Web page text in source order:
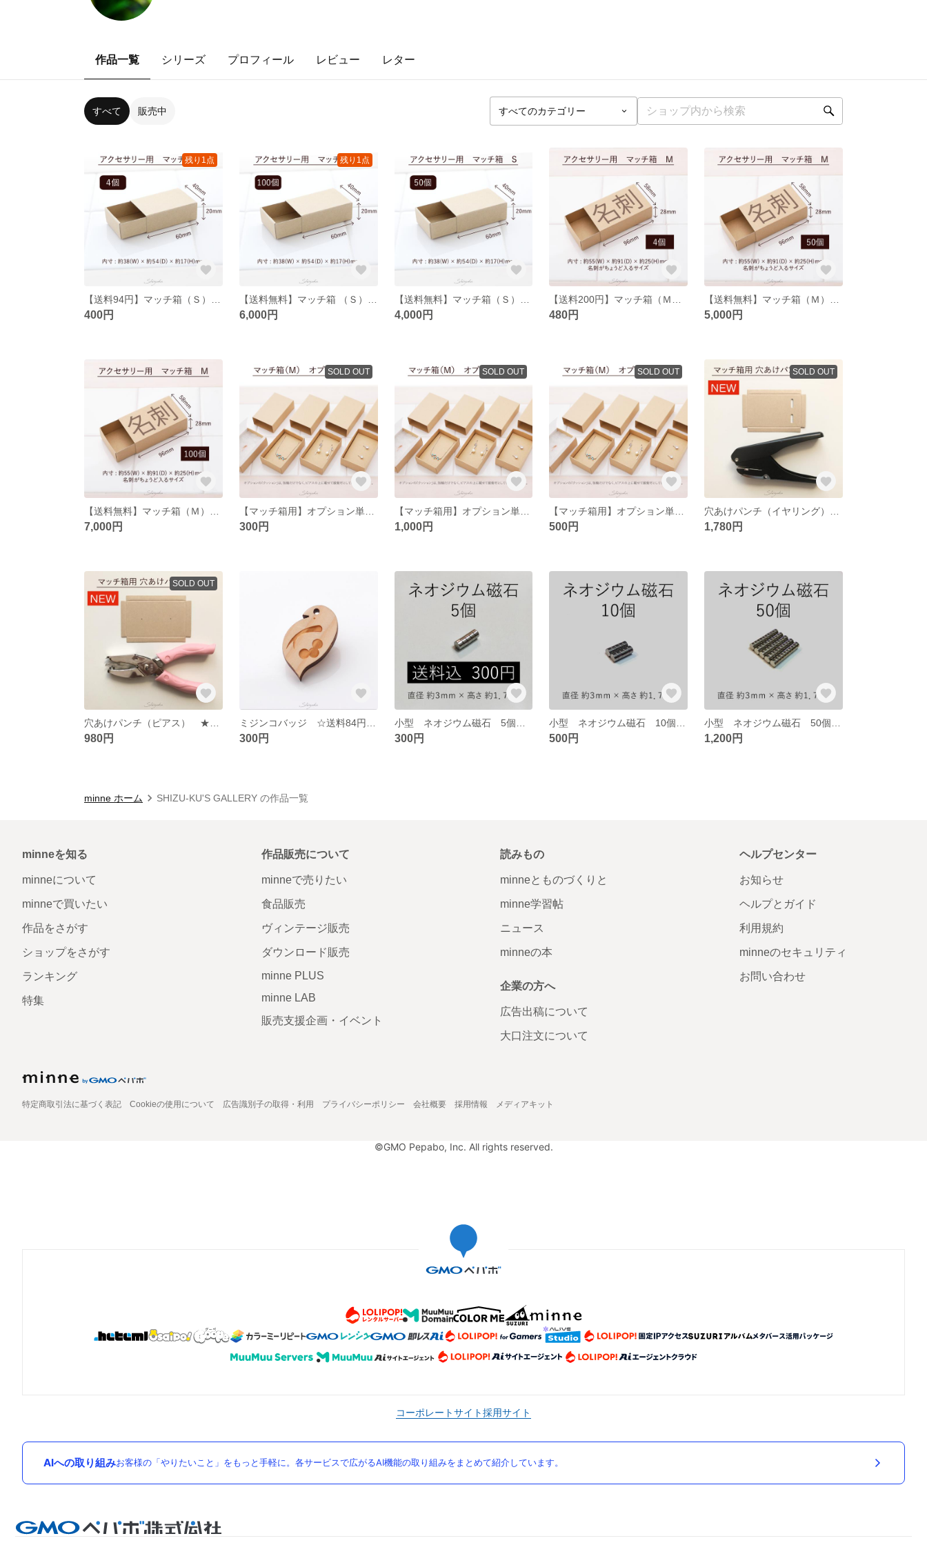
作品一覧 シリーズ プロフィール レビュー レター
すべて 販売中
残り1点
400円
残り1点
6,000円 4,000円 480円 5,000円
7,000円
SOLD OUT
【マッチ箱用】オプション単品 5個セット☆送料84円☆
300円
SOLD OUT
【マッチ箱用】オプション単品 100個セット☆送料200円☆
1,000円
SOLD OUT
500円
SOLD OUT
1,780円
SOLD OUT
980円 300円 300円 500円 1,200円
minne ホーム SHIZU-KU'S GALLERY の作品一覧
minneを知る
minneについて
minneで買いたい
作品をさがす
ショップをさがす
ランキング
特集
作品販売について
minneで売りたい
食品販売
ヴィンテージ販売
ダウンロード販売
minne PLUS
minne LAB
販売支援企画・イベント
読みもの
minneとものづくりと
minne学習帖
ニュース
minneの本
企業の方へ
広告出稿について
大口注文について
ヘルプセンター
お知らせ
ヘルプとガイド
利用規約
minneのセキュリティ
お問い合わせ
特定商取引法に基づく表記 Cookieの使用について 広告識別子の取得・利用 プライバシーポリシー 会社概要 採用情報 メディアキット
©GMO Pepabo, Inc. All rights reserved.
コーポレートサイト採用サイト
AIへの取り組みお客様の「やりたいこと」をもっと手軽に。各サービスで広がるAI機能の取り組みをまとめて紹介しています。